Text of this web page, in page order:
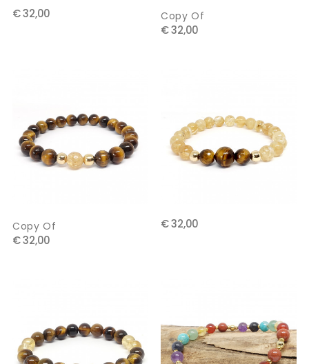
€ 32,00 Copy Of
€ 32,00
Copy Of
€ 32,00
€ 32,00